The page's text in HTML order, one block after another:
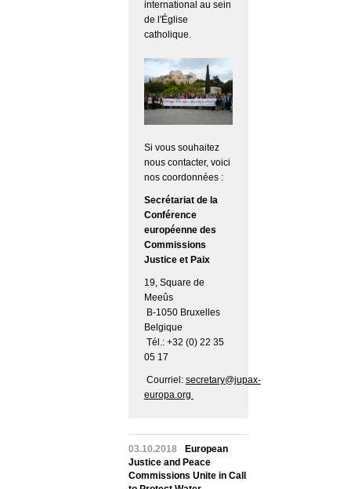
international au sein
de l'Église
catholique.
Si vous souhaitez
nous contacter, voici
nos coordonnées :
Secrétariat de la
Conférence
européenne des
Commissions
Justice et Paix
19, Square de
Meeûs
B-1050 Bruxelles
Belgique
Tél.: +32 (0) 22 35
05 17
Courriel: secretary@jupax-
europa.org
03.10.2018
European
Justice and Peace
Commissions Unite in Call